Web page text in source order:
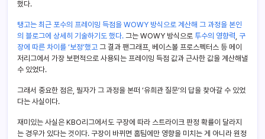
했다.
탱고는 최근 포수의 프레이밍 득점을 WOWY 방식으로 계산해 그 과정을 본인
의 블로그에 상세히 기술하기도 했다. 그는 WOWY 방식으로 투수의 영향력 구
장에 따른 차이를 ‘보정’했고 그 결과 팬그래프, 베이스볼 프로스펙터스 등 메이
저리그에서 가장 보편적으로 사용되는 프레이밍 득점 값과 근사한 값을 계산해낼
수 있었다.
그래서 중요한 점은, 필자가 그 과정을 본떠 ‘유희관 질문’의 답을 찾아갈 수 있었
다는 사실이다.
재미있는 사실은 KBO리그에서도 구장에 따라 스트라이크 판정 확률이 달라지
는 경우가 있다는 것이다. 구장이 바뀌면 홈팀에만 영향을 미치는 게 아니라 원정